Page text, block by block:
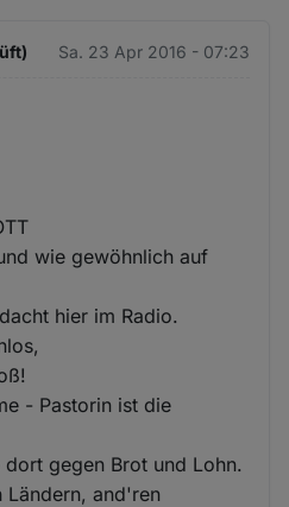
Sa. 23 Apr 2016 - 07:23
wie gewöhnlich auf
hier im Radio.
- Pastorin ist die
gegen Brot und Lohn.
Ländern, and'ren